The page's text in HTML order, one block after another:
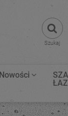
Szukaj
Nowości